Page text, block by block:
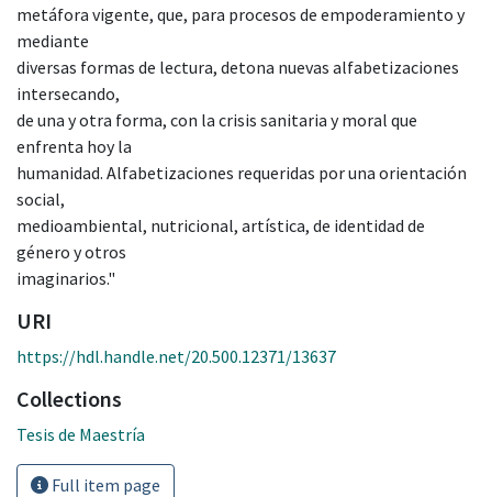
metáfora vigente, que, para procesos de empoderamiento y
mediante
diversas formas de lectura, detona nuevas alfabetizaciones
intersecando,
de una y otra forma, con la crisis sanitaria y moral que
enfrenta hoy la
humanidad. Alfabetizaciones requeridas por una orientación
social,
medioambiental, nutricional, artística, de identidad de
género y otros
imaginarios."
URI
https://hdl.handle.net/20.500.12371/13637
Collections
Tesis de Maestría
Full item page